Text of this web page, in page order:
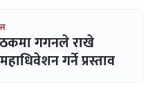
गगनले राखे
गर्ने प्रस्ताव